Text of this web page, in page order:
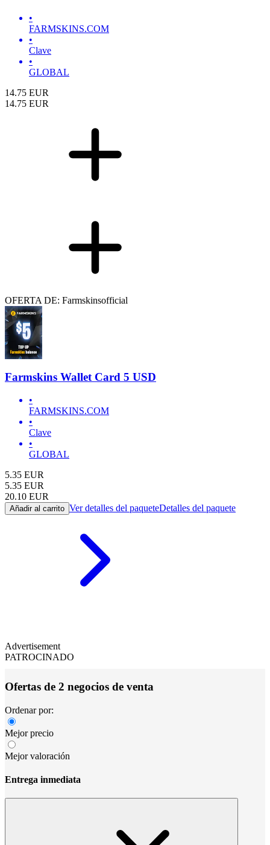
•
FARMSKINS.COM
•
Clave
•
GLOBAL
14.75 EUR
14.75 EUR
OFERTA DE: Farmskinsofficial
Farmskins Wallet Card 5 USD
•
FARMSKINS.COM
•
Clave
•
GLOBAL
5.35 EUR
5.35 EUR
20.10 EUR
Añadir al carrito Ver detalles del paqueteDetalles del paquete
Advertisement
PATROCINADO
Ofertas de 2 negocios de venta
Ordenar por:
Mejor precio
Mejor valoración
Entrega inmediata